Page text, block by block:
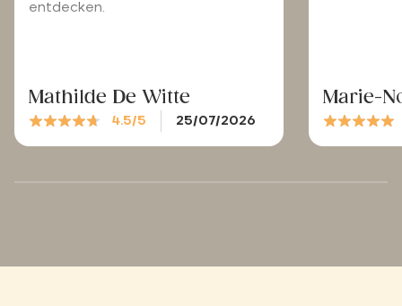
entdecken.
Mathilde De Witte
4.5/5 25/07/2026
Marie-